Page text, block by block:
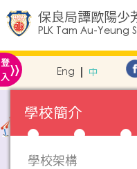
保良局譚歐陽少
PLK Tam Au-Yeung
登
入» Eng 中
學校簡介
學校架構